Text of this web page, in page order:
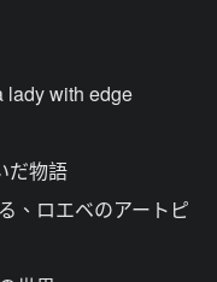
lady with edge
だ物語
、ロエベのアートピ